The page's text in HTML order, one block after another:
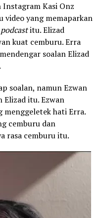
Kasi Onz
video yang memaparkan
podcastitu. Elizad
kuat cemburu. Erra
soalan Elizad
soalan, namun Ezwan
Elizad itu. Ezwan
menggeletek hati Erra.
cemburu dan
rasa cemburu itu.